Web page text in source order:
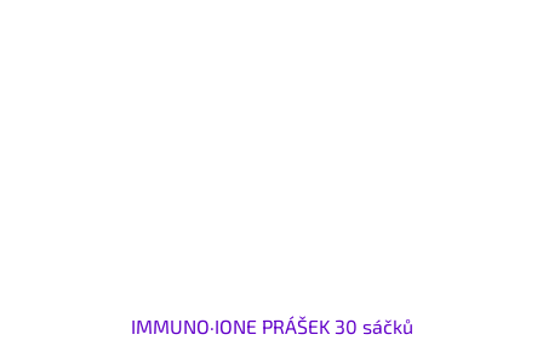
IMMUNO·IONE PRÁŠEK 30 sáčků